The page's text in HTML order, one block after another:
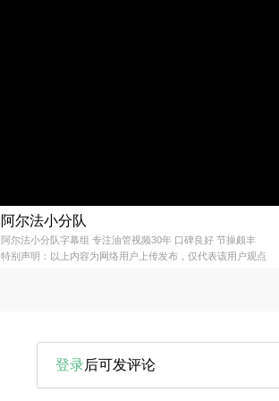
阿尔法小分队
阿尔法小分队字幕组 专注油管视频30年 口碑良好 节操颇丰
特别声明：以上内容为网络用户上传发布，仅代表该用户观点
登录后可发评论